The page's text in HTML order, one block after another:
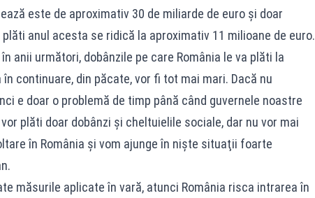
este de aproximativ 30 de miliarde de euro şi doar
anul acesta se ridică la aproximativ 11 milioane de euro.
anii următori, dobânzile pe care România le va plăti la
continuare, din păcate, vor fi tot mai mari. Dacă nu
e doar o problemă de timp până când guvernele noastre
plăti doar dobânzi şi cheltuielile sociale, dar nu vor mai
în România şi vom ajunge în nişte situaţii foarte
măsurile aplicate în vară, atunci România risca intrarea în